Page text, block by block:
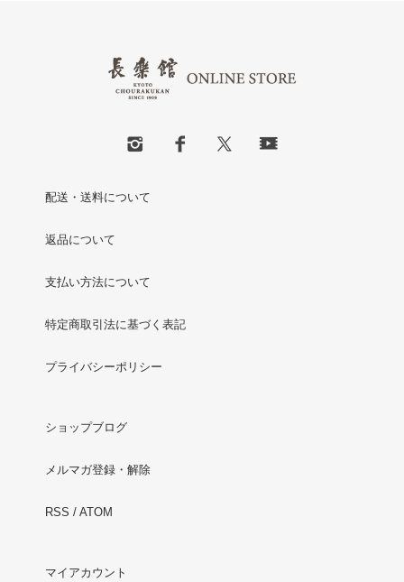
配送・送料について
返品について
支払い方法について
特定商取引法に基づく表記
プライバシーポリシー
ショップブログ
メルマガ登録・解除
RSS / ATOM
マイアカウント